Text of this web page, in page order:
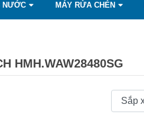
NƯỚC MÁY RỬA CHÉN
HMH.WAW28480SG